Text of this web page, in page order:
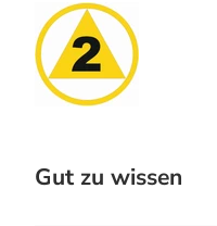
Gut zu wissen